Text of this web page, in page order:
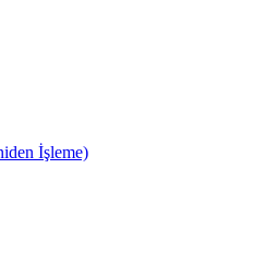
İşleme)